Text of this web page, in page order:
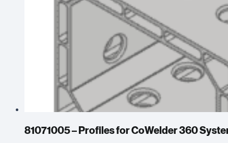
81071005 – Profiles for CoWelder 360